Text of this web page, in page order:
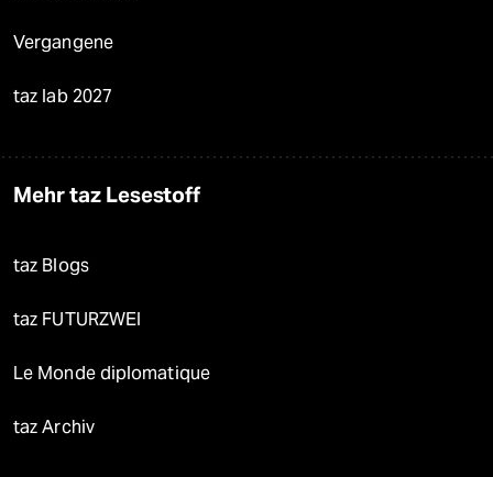
Vergangene
taz lab 2027
Mehr taz Lesestoff
taz Blogs
taz FUTURZWEI
Le Monde diplomatique
taz Archiv